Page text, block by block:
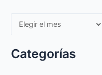
Archivos
Categorías